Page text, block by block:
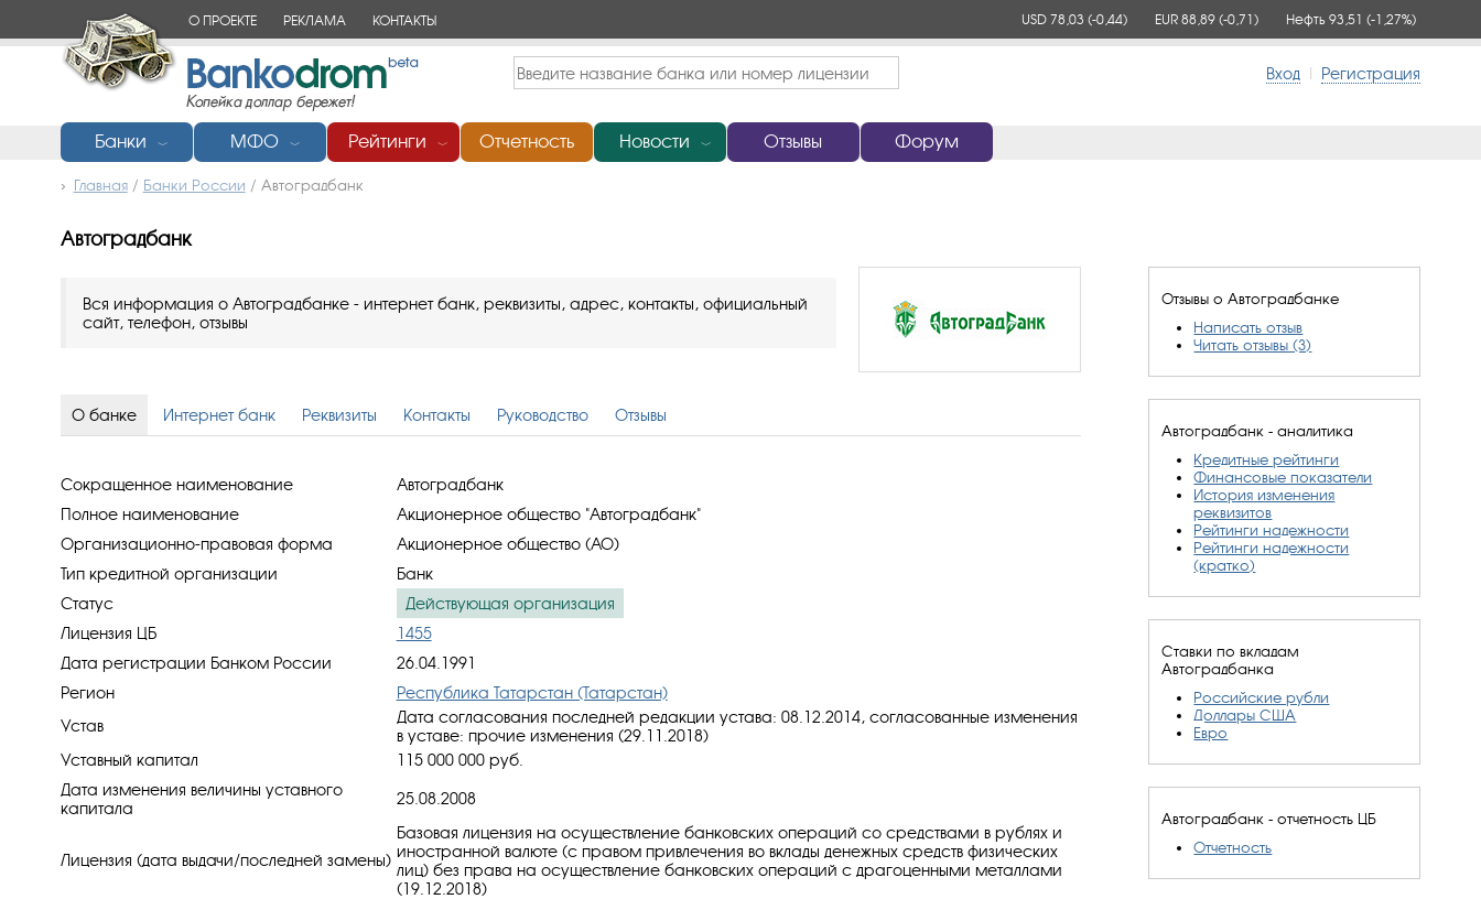
О ПРОЕКТЕ РЕКЛАМА КОНТАКТЫ USD 78,03 (-0,44) EUR 88,89 (-0,71) Нефть 93,51 (-1,27%)
Вход | Регистрация
Банки ﹀ МФО ﹀ Рейтинги ﹀ Отчетность Новости ﹀ Отзывы Форум
Главная/ Банки России / Автоградбанк
Автоградбанк
Отзывы о Автоградбанке
Написать отзыв
Читать отзывы (3)
Автоградбанк - аналитика
Кредитные рейтинги
Финансовые показатели
История изменения
реквизитов
Рейтинги надежности
Рейтинги надежности
(кратко)
Ставки по вкладам
Автоградбанка
Российские рубли
Доллары США
Евро
Автоградбанк - отчетность ЦБ
Отчетность
Вся информация о Автоградбанке - интернет банк, реквизиты, адрес, контакты, официальный
сайт, телефон, отзывы
О банке Интернет банк Реквизиты Контакты Руководство Отзывы
Сокращенное наименование
Автоградбанк
Полное наименование
Акционерное общество "Автоградбанк"
Организационно-правовая форма
Акционерное общество (АО)
Тип кредитной организации
Банк
Статус
Действующая организация
Лицензия ЦБ
1455
Дата регистрации Банком России
26.04.1991
Регион
Республика Татарстан (Татарстан)
Устав
Дата согласования последней редакции устава: 08.12.2014, cогласованные изменения
в уставe: прочие изменения (29.11.2018)
Уставный капитал
115 000 000 руб.
Дата изменения величины уставного
капитала
25.08.2008
Лицензия (дата выдачи/последней замены)
Базовая лицензия на осуществление банковских операций со средствами в рублях и
иностранной валюте (с правом привлечения во вклады денежных средств физических
лиц) без права на осуществление банковских операций с драгоценными металлами
(19.12.2018)